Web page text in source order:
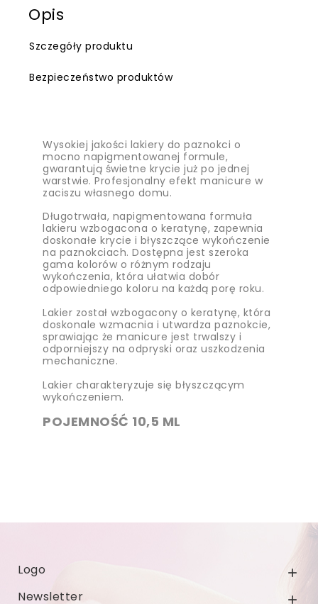
Opis
Szczegóły produktu
Bezpieczeństwo produktów
Wysokiej jakości lakiery do paznokci o
mocno napigmentowanej formule,
gwarantują świetne krycie już po jednej
warstwie. Profesjonalny efekt manicure w
zaciszu własnego domu.
Długotrwała, napigmentowana formuła
lakieru wzbogacona o keratynę, zapewnia
doskonałe krycie i błyszczące wykończenie
na paznokciach. Dostępna jest szeroka
gama kolorów o różnym rodzaju
wykończenia, która ułatwia dobór
odpowiedniego koloru na każdą porę roku.
Lakier został wzbogacony o keratynę, która
doskonale wzmacnia i utwardza paznokcie,
sprawiając że manicure jest trwalszy i
odporniejszy na odpryski oraz uszkodzenia
mechaniczne.
Lakier charakteryzuje się błyszczącym
wykończeniem.
POJEMNOŚĆ 10,5 ML
Logo 
Newsletter 